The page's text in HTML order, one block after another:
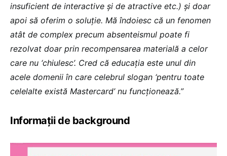
insuficient de interactive și de atractive etc.) și doar
apoi să oferim o soluție. Mă îndoiesc că un fenomen
atât de complex precum absenteismul poate fi
rezolvat doar prin recompensarea materială a celor
care nu ‘chiulesc’. Cred că educația este unul din
acele domenii în care celebrul slogan ‘pentru toate
celelalte există Mastercard’ nu funcționează.”
Informații de background